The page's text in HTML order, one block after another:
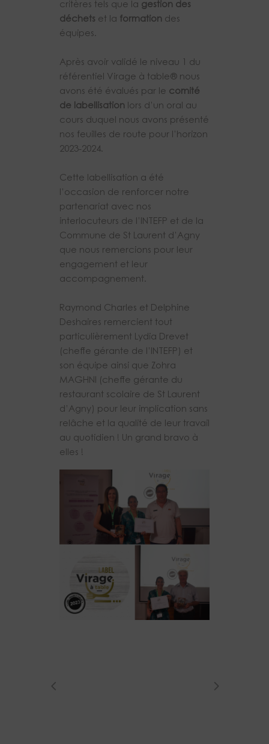
critères tels que la gestion des
déchets et la formation des
équipes.
Après avoir validé le niveau 1 du
référentiel Virage à table® nous
avons été évalués par le comité
de labellisation lors d’un oral au
cours duquel nous avons présenté
nos feuilles de route pour l’horizon
2023-2024.
Cette labellisation a été
l’occasion de renforcer notre
partenariat avec nos
interlocuteurs de l’INTEFP et de la
Commune de St Laurent d’Agny
que nous remercions pour leur
engagement et leur
accompagnement.
Raymond Charles et Delphine
Deshaires remercient tout
particulièrement Lydia Drevet
(cheffe gérante de l’INTEFP) et
son équipe ainsi que Zohra
MAGHNI (cheffe gérante du
restaurant scolaire de St Laurent
d’Agny) pour leur implication sans
relâche et la qualité de leur travail
au quotidien ! Un grand bravo à
elles !